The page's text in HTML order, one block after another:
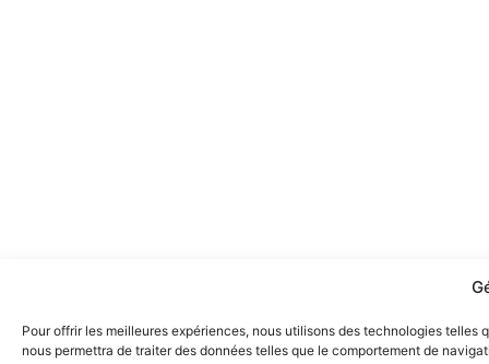
Pour offrir les meilleures expériences, nous utilisons des technologies
nous permettra de traiter des données telles que le comportement de